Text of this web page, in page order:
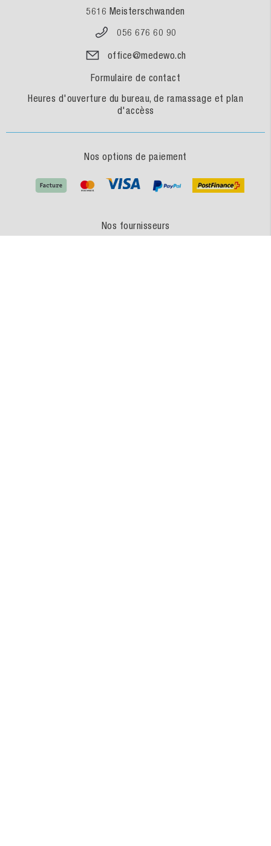
5616 Meisterschwanden
056 676 60 90
office@medewo.ch
Formulaire de contact
Heures d'ouverture du bureau, de ramassage et plan
d'accèss
Nos options de paiement
Nos fournisseurs